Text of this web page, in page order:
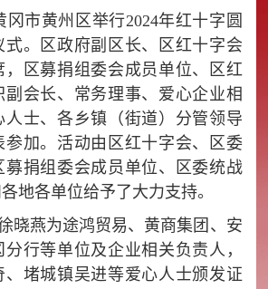
冈市黄州区举行2024年红十字圆
式。区政府副区长、区红十字会
，区募捐组委会成员单位、区红
副会长、常务理事、爱心企业相
人士、各乡镇（街道）分管领导
参加。活动由区红十字会、区委
募捐组委会成员单位、区委统战
地各单位给予了大力支持。
晓燕为途鸿贸易、黄商集团、安
行等单位及企业相关负责人，
、堵城镇吴进等爱心人士颁发证